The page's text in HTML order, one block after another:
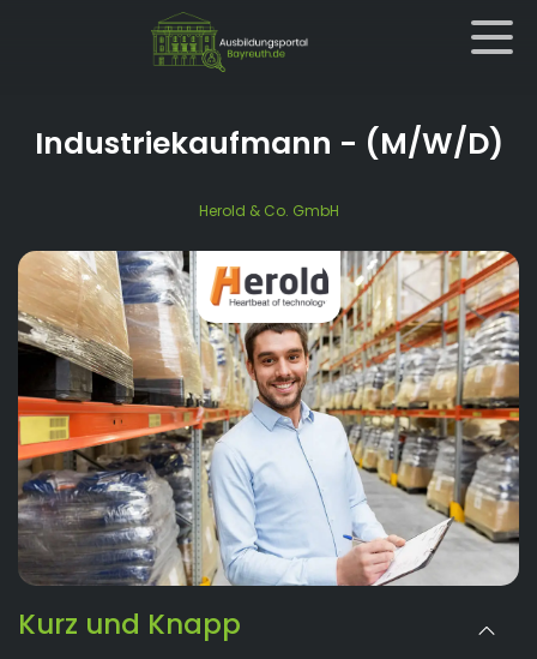
Industriekaufmann - (M/W/D)
Herold & Co. GmbH
Kurz und Knapp